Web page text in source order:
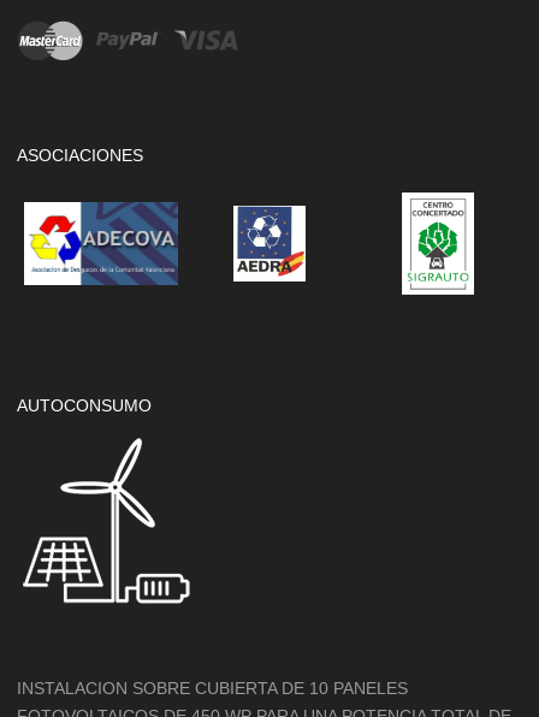
ASOCIACIONES
AUTOCONSUMO
INSTALACION SOBRE CUBIERTA DE 10 PANELES